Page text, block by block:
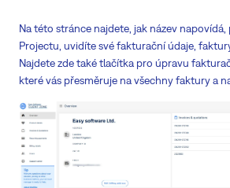
Na této stránce najdete, jak název napovídá,
Projectu, uvidíte své fakturační údaje,
Najdete zde také tlačítka pro úpravu
které vás přesměruje na všechny faktury a